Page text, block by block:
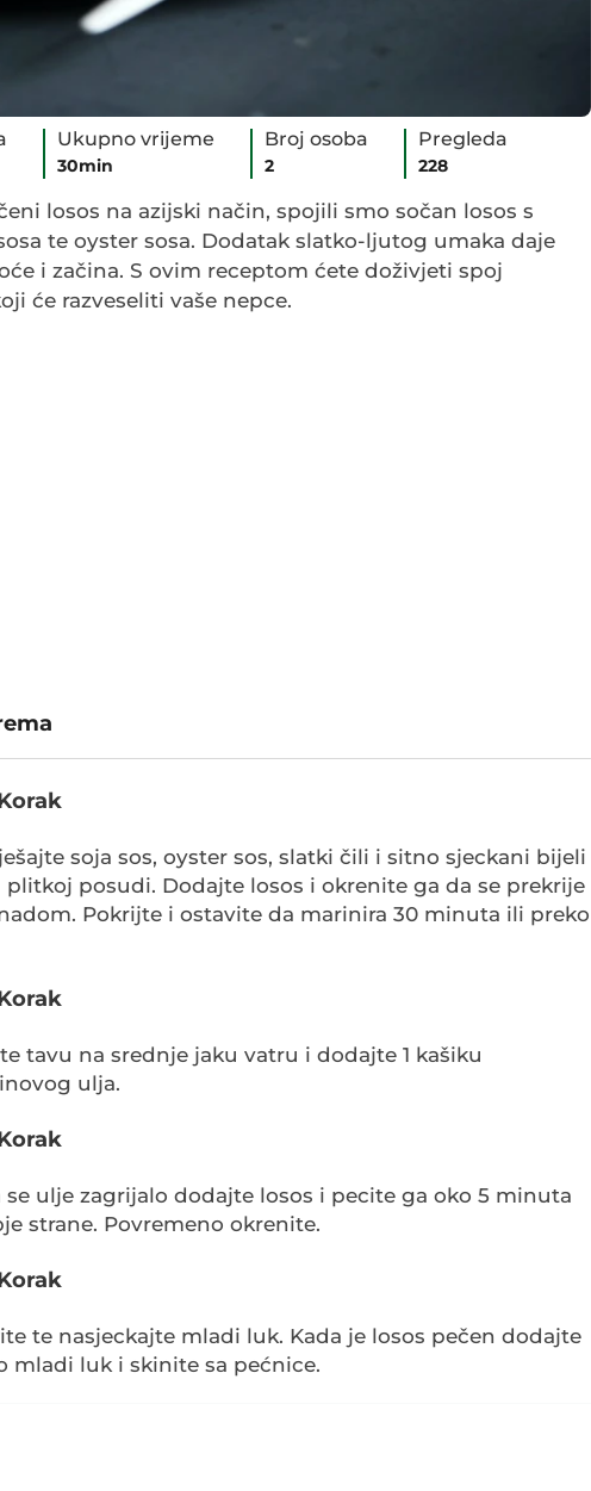
Ukupno vrijeme
30min
Broj osoba
2
Pregleda
228
losos na azijski način, spojili smo sočan losos s
te oyster sosa. Dodatak slatko-ljutog umaka daje
i začina. S ovim receptom ćete doživjeti spoj
će razveseliti vaše nepce.
soja sos, oyster sos, slatki čili i sitno sjeckani bijeli
plitkoj posudi. Dodajte losos i okrenite ga da se prekrije
Pokrijte i ostavite da marinira 30 minuta ili preko
tavu na srednje jaku vatru i dodajte 1 kašiku
ulja.
se ulje zagrijalo dodajte losos i pecite ga oko 5 minuta
strane. Povremeno okrenite.
te nasjeckajte mladi luk. Kada je losos pečen dodajte
mladi luk i skinite sa pećnice.